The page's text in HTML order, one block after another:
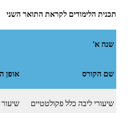
תכנית הלימודים לקראת התואר השני
שנה א'
שם הקורס אופן
שיעורי ליבה כלל פקולטטיים שיעור